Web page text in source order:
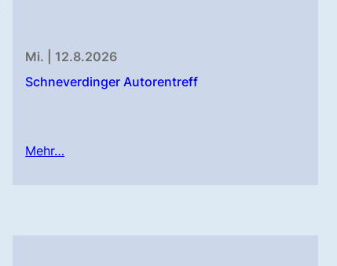
Mi. | 12.8.2026
Schneverdinger Autorentreff
Mehr…